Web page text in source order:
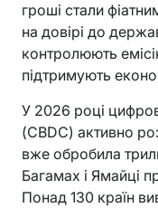
гроші стали
на довірі до
контролюють
підтримують
У 2026 році
(CBDC) активно
вже обробила
Багамах і Ямайці
Понад 130 країн